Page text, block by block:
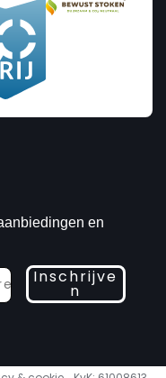
en
Inschrijve
n